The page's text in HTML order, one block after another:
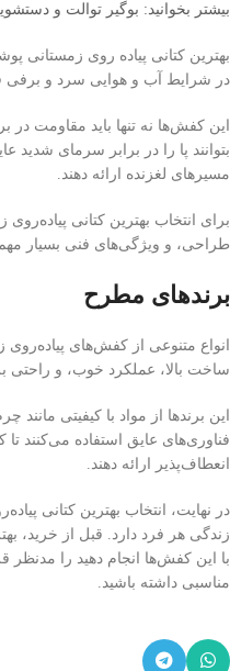
بیشتر بخوانید: بوگیر توالت و
بهترین کتانی پیاده روی زمستانی
در شرایط آب و هوایی سرد و برفی
این کفش‌ها نه تنها باید مقاومت در
بتوانند پا را در برابر سرمای شدید
مسیرهای لغزنده ارائه دهند.
برای انتخاب بهترین کتانی
طراحی، و ویژگی‌های فنی بسیار
برندهای مطرح
انواع متنوعی از کفش‌های پیاده‌روی
ساخت بالا، عملکرد خوب، و راحتی
این برندها از مواد با کیفیتی مانند
فناوری‌های عایق استفاده می‌کنند
انعطاف‌پذیر ارائه دهند.
در نهایت، انتخاب بهترین کتانی
زندگی هر فرد دارد. قبل از خرید،
با این کفش‌ها انجام دهید را مدنظر
مناسبی داشته باشید.